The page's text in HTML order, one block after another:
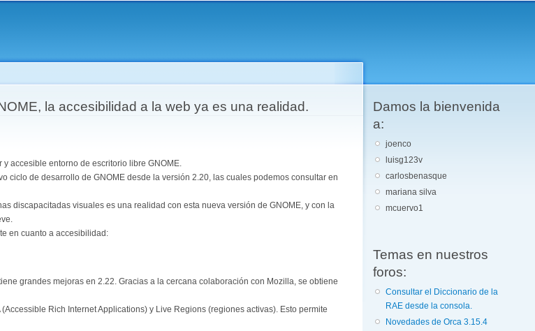
la accesibilidad a la web ya es una realidad.
accesible entorno de escritorio libre GNOME.
ciclo de desarrollo de GNOME desde la versión 2.20, las cuales podemos consultar en
discapacitadas visuales es una realidad con esta nueva versión de GNOME, y con la
en cuanto a accesibilidad:
grandes mejoras en 2.22. Gracias a la cercana colaboración con Mozilla, se obtiene
Rich Internet Applications) y Live Regions (regiones activas). Esto permite
Damos la bienvenida
a:
joenco
luisg123v
carlosbenasque
mariana silva
mcuervo1
Temas en nuestros
foros:
Consultar el Diccionario de la
RAE desde la consola.
Novedades de Orca 3.15.4